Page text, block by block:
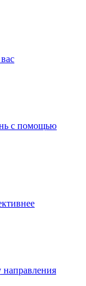
с помощью
направления